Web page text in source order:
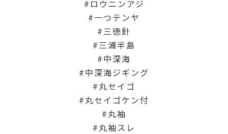
ロウニンアジ
一つテンヤ
三徳針
三浦半島
中深海
中深海ジギング
丸セイゴ
丸セイゴケン付
丸袖
丸袖スレ